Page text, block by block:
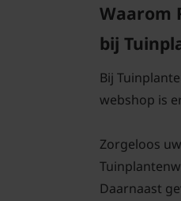
Waarom
bij
Bij
webshop is
Zorgeloos
Daarnaast